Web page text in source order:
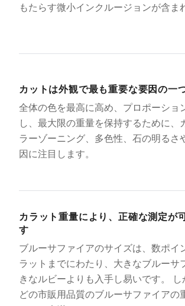
もたらす微小インクルージョンが含ま
カットは外観で最も重要な要因の一
全体の色を最高に高め、プロポーショ
し、最大限の重量を保持するために、
ラーゾーニング、多色性、石の明るさ
因に注目します。
カラット重量により、正確な測定が
す
ブルーサファイアのサイズは、数ポイ
ラットまでにわたり、大きなブルーサ
きなルビーよりも入手し易いです。 し
どの市販用品質のブルーサファイアの